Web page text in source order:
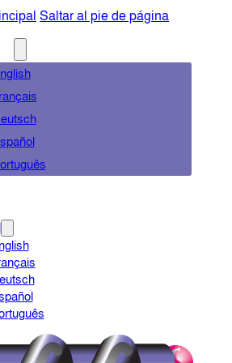
Saltar al pie de página